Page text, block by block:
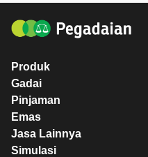
Produk
Gadai
Pinjaman
Emas
Jasa Lainnya
Simulasi